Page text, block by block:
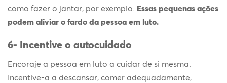
como fazer o jantar, por exemplo. Essas pequenas ações
podem aliviar o fardo da pessoa em luto.
6- Incentive o autocuidado
Encoraje a pessoa em luto a cuidar de si mesma.
Incentive-a a descansar, comer adequadamente,